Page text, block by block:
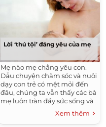
Lời ‘thú tội’ đáng yêu của mẹ
Mẹ nào mẹ chẳng yêu con.
Dẫu chuyện chăm sóc và nuôi
dạy con trẻ có mệt mỏi đến
đâu, chúng ta vẫn thấy các bà
mẹ luôn tràn đầy sức sống và
năng lượng cho những đứa
Xem thêm